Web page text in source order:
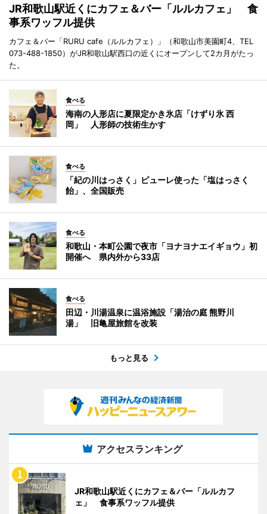
JR和歌山駅近くにカフェ＆バー「ルルカフェ」 食
事系ワッフル提供
カフェ＆バー「RURU cafe（ルルカフェ）」（和歌山市美園町4、TEL
073-488-1850）がJR和歌山駅西口の近くにオープンして2カ月がたっ
た。
食べる
海南の人形店に夏限定かき氷店「けずり氷 西
岡」 人形師の技術生かす
食べる
「紀の川はっさく」ピューレ使った「塩はっさく
飴」、全国販売
食べる
和歌山・本町公園で夜市「ヨナヨナエイギョウ」初
開催へ 県内外から33店
食べる
田辺・川湯温泉に温浴施設「湯治の庭 熊野川
湯」 旧亀屋旅館を改装
もっと見る
アクセスランキング
JR和歌山駅近くにカフェ＆バー「ルルカフ
ェ」 食事系ワッフル提供